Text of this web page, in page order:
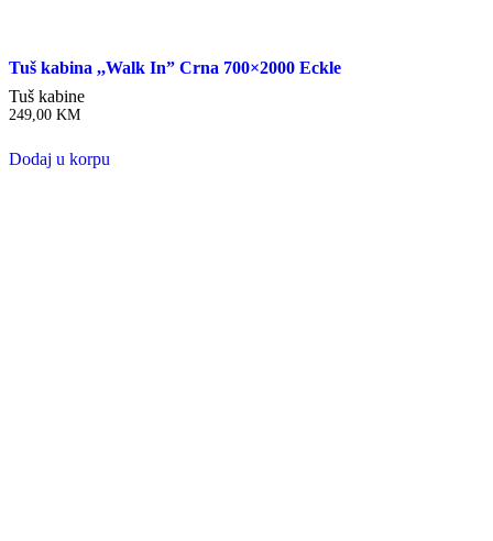
Tuš kabina ,,Walk In” Crna 700×2000 Eckle
Tuš kabine
249,00 KM
Dodaj u korpu